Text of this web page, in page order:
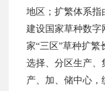
地区；扩繁体系指
建设国家草种数字
家“三区”草种扩繁
选择、分区生产、
产、加、储中心，